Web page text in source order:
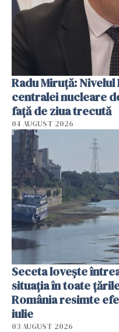
Radu Miruţă:
centralei nucleare
faţă de ziua trecută
04 AUGUST 2026
Seceta lovește
situația în toate
România resimte
iulie
03 AUGUST 2026